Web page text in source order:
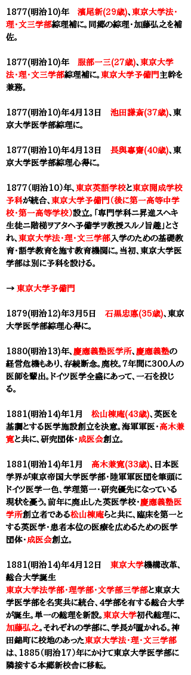
1877(明治10)年 濱尾新(29歳)、 東京大学法・
理・文三学部綜理補に。同郷の綜理・加藤弘之を補
佐。
1877(明治10)年 服部一三(27歳)、 東京大学
法・理・文三学部綜理補に。 東京大学予備門 主幹を
兼務。
1877(明治10)年4月13日 池田謙斎(37歳)、 東
京大学医学部綜理に。
1877(明治10)年4月13日 長與專齋(40歳)、 東
京大学医学部綜理心得に。
1877（明治10）年、 東京英語学校と東京開成学校
予科が統合、 東京大学予備門（後に第一高等中学
校・第一高等学校）設立。「専門学科ニ昇進スヘキ
生徒ニ階梯ヲアタヘ予備学ヲ教授スルノ旨趣」とさ
れ、 東京大学法・理・文三学部 入学のための基礎教
育・語学教育を施す教育機関に。当初、 東京大学医
学部は別に予科を設ける。
→ 東京大学予備門
1879(明治12)年3月5日 石黒忠悳(35歳)、 東京
大学医学部綜理心得に。
1880(明治13)年、 慶應義塾医学所、 慶應義塾の
経営危機もあり、存続断念。廃校。7年間に300人の
医師を輩出。ドイツ医学全盛にあって、一石を投じ
る。
1881(明治14)年1月 松山棟庵(43歳)、英医を
基調とする医学施設創立を決意。海軍軍医・高木兼
寛と共に、研究団体・ 成医会創立。
1881(明治14)年1月 高木兼寛(33歳)、日本医
学界が東京帝国大学医学部・陸軍軍医団を筆頭に
ドイツ医学一色、学理第一・研究優先になっている
現状を憂う。前年に廃止した英医学校・慶應義塾医
学所創立者である松山棟庵らと共に、臨床を第一と
する英医学・患者本位の医療を広めるための医学
団体・ 成医会創立。
1881(明治14)年4月12日 東京大学機構改革、
総合大学誕生
東京大学法学部・理学部・文学部三学部と東京大
学医学部を名実共に統合、4学部を有する総合大学
が誕生。単一の総理を新設。 東京大学初代総理に、
加藤弘之。それぞれの学部に、学長が置かれる。神
田錦町に校地のあった東京大学法・理・文三学部
は、1885（明治17）年にかけて東京大学医学部に
隣接する本郷新校舎に移転。